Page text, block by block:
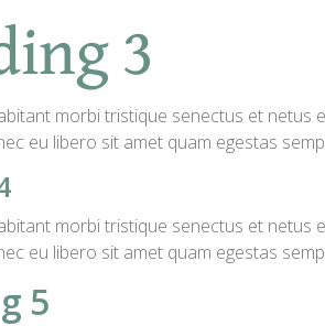
3
morbi tristique senectus et netus
eu libero sit amet quam egestas
morbi tristique senectus et netus
eu libero sit amet quam egestas
5